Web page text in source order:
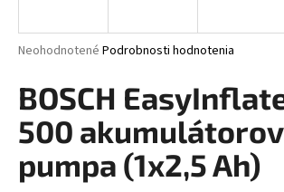
Priemerné hodnotenie produktu je 0,0 z 5
Neohodnotené Podrobnosti hodnotenia
BOSCH
500
pumpa (1x2,5 Ah)
j
ť
?